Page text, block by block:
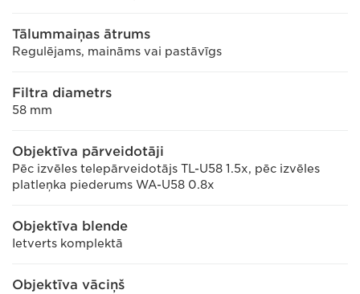
Tālummaiņas ātrums
Regulējams, maināms vai pastāvīgs
Filtra diametrs
58 mm
Objektīva pārveidotāji
Pēc izvēles telepārveidotājs TL-U58 1.5x, pēc izvēles
platleņka piederums WA-U58 0.8x
Objektīva blende
Ietverts komplektā
Objektīva vāciņš